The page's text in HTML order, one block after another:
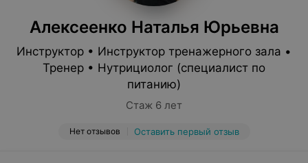
Алексеенко Наталья Юрьевна
Инструктор • Инструктор тренажерного зала •
Тренер • Нутрициолог (специалист по
питанию)
Стаж 6 лет
Нет отзывов Оставить первый отзыв